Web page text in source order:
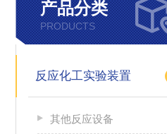
产品分类
PRODUCTS
反应化工实验装置
其他反应设备